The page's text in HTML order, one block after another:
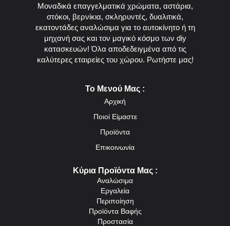
Μοναδικά επαγγελματικά χρώματα, αστάρια,
στόκοι, βερνίκια, σκληρυντές, δυαλιτικά,
εκατοντάδες αναλώσιμα για το αυτοκίνητο ή τη
μηχανή σας και τον μαγικό κόσμο των diy
κατασκευών! Όλα αποδεδειγμένα από τις
καλύτερες εταιρείες του χώρου. Ρωτήστε μας!
Το Μενού Μας :
Αρχική
Ποιοί Είμαστε
Προϊόντα
Επικοινωνία
Κύρια Προϊόντα Μας :
Αναλώσιμα
Εργαλεία
Περιποίηση
Προϊόντα Βαφής
Προστασία